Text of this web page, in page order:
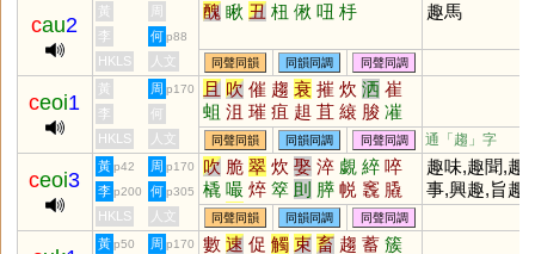
cau2
黃 周 醜 瞅 丑 杻 偢 吜 杽 趣馬
李 何 p88
HKLS 人文 同聲同韻 同韻同調 同聲同調
ceoi1
黃 周 p170 且 吹 催 趨 衰 摧 炊 洒 崔
蛆 沮 璀 疽 趄 苴 縗 脧 凗
幮 漼 砠 鏙 貙 磪 榱 墔 趍
嗺
李
何
HKLS
人文 同聲同韻 同韻同調 同聲同調 通「趨」字
ceoi3
黃 p42 周 p170 吹 脆 翠 炊 娶 淬 覷 綷 啐
橇 嘬 焠 箤 刞 膵 帨 竁 膬
脺 毳 倅
趣味,趣聞,趣
事,興趣,旨趣,
志趣
李 p200 何 p305
HKLS 人文 同聲同韻 同韻同調 同聲同調
黃 p50 周 p170 數 速 促 觸 束 畜 趨 蓄 簇